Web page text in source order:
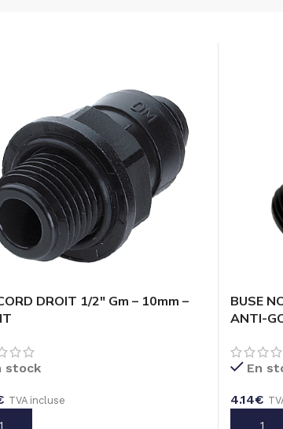
DROIT 1/2″ Gm – 10mm –
stock
TVA incluse
AU PANIER
BUSE
ANTI-
En
4.14€